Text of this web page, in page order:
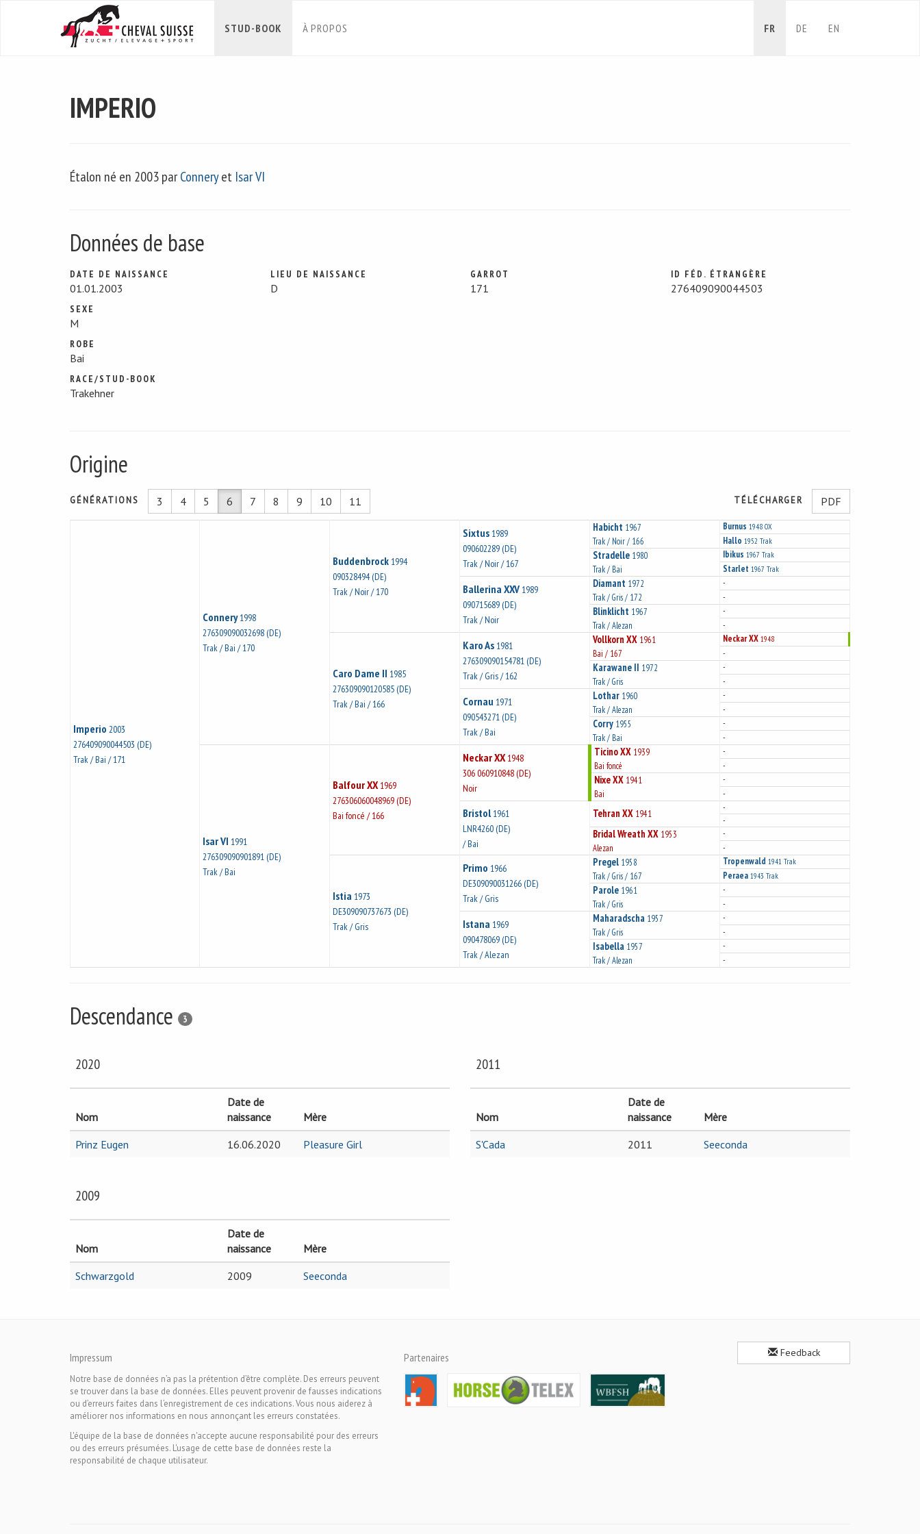
STUD-BOOK À PROPOS FR DE EN
IMPERIO
Étalon né en 2003 parConneryet Isar VI
Données de base
DATE DE NAISSANCE
01.01.2003
SEXE
M
ROBE
Bai
RACE/STUD-BOOK
Trakehner
LIEU DE NAISSANCE
D
GARROT
171
ID FÉD. ÉTRANGÈRE
276409090044503
Origine
GÉNÉRATIONS 3 4 5 6 7 8 9 10 11 TÉLÉCHARGER PDF
Imperio 2003
276409090044503 (DE)
Trak / Bai / 171
Connery 1998
276309090032698 (DE)
Trak / Bai / 170
Buddenbrock 1994
090328494 (DE)
Trak / Noir / 170
Sixtus 1989
090602289 (DE)
Trak / Noir / 167
Habicht 1967
Trak / Noir / 166
Burnus 1948 OX
Hallo 1952 Trak
Stradelle 1980
Trak / Bai
Ibikus 1967 Trak
Starlet 1967 Trak
Ballerina XXV 1989
090715689 (DE)
Trak / Noir
Diamant 1972
Trak / Gris / 172
-
-
Blinklicht 1967
Trak / Alezan
-
-
Caro Dame II 1985
276309090120585 (DE)
Trak / Bai / 166
Karo As 1981
276309090154781 (DE)
Trak / Gris / 162
Vollkorn XX 1961
Bai / 167
Neckar XX 1948
-
Karawane II 1972
Trak / Gris
-
-
Cornau 1971
090543271 (DE)
Trak / Bai
Lothar 1960
Trak / Alezan
-
-
Corry 1955
Trak / Bai
-
-
Isar VI 1991
276309090901891 (DE)
Trak / Bai
Balfour XX 1969
276306060048969 (DE)
Bai foncé / 166
Neckar XX 1948
306 060910848 (DE)
Noir
Ticino XX 1939
Bai foncé
-
-
Nixe XX 1941
Bai
-
-
Bristol 1961
LNR4260 (DE)
/ Bai
Tehran XX 1941
-
-
Bridal Wreath XX 1953
Alezan
-
-
Istia 1973
DE309090737673 (DE)
Trak / Gris
Primo 1966
DE309090031266 (DE)
Trak / Gris
Pregel 1958
Trak / Gris / 167
Tropenwald 1941 Trak
Peraea 1943 Trak
Parole 1961
Trak / Gris
-
-
Istana 1969
090478069 (DE)
Trak / Alezan
Maharadscha 1957
Trak / Gris
-
-
Isabella 1957
Trak / Alezan
-
-
Descendance 3
2020
Nom
Date de
naissance
Mère
Prinz Eugen
16.06.2020 Pleasure Girl
2011
Nom
Date de
naissance
Mère
S'Cada
2011 Seeconda
2009
Nom
Date de
naissance
Mère
Schwarzgold
2009 Seeconda
Impressum
Notre base de données n’a pas la prétention d’être complète. Des erreurs peuvent
se trouver dans la base de données. Elles peuvent provenir de fausses indications
ou d’erreurs faites dans l’enregistrement de ces indications. Vous nous aiderez à
améliorer nos informations en nous annonçant les erreurs constatées.
L'équipe de la base de données n'accepte aucune responsabilité pour des erreurs
ou des erreurs présumées. L'usage de cette base de données reste la
responsabilité de chaque utilisateur.
Partenaires Feedback